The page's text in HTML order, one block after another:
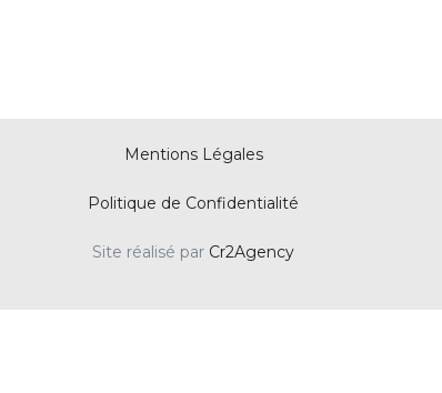
Mentions Légales
Politique de Confidentialité
Site réalisé par Cr2Agency